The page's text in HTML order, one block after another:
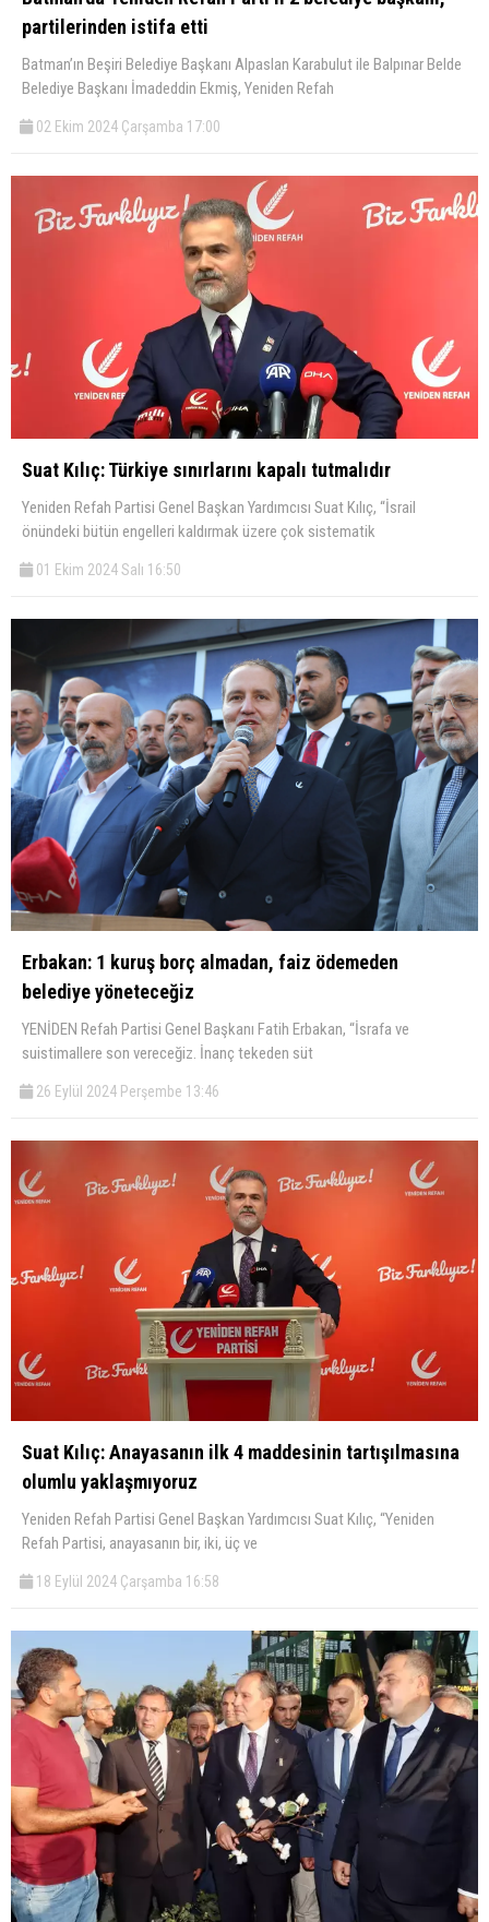
partilerinden istifa etti
Batman’ın Beşiri Belediye Başkanı Alpaslan Karabulut ile Balpınar Belde
Belediye Başkanı İmadeddin Ekmiş, Yeniden Refah
02 Ekim 2024 Çarşamba 17:00
Suat Kılıç: Türkiye sınırlarını kapalı tutmalıdır
Yeniden Refah Partisi Genel Başkan Yardımcısı Suat Kılıç, “İsrail
önündeki bütün engelleri kaldırmak üzere çok sistematik
01 Ekim 2024 Salı 16:50
Erbakan: 1 kuruş borç almadan, faiz ödemeden
belediye yöneteceğiz
YENİDEN Refah Partisi Genel Başkanı Fatih Erbakan, “İsrafa ve
suistimallere son vereceğiz. İnanç tekeden süt
26 Eylül 2024 Perşembe 13:46
Suat Kılıç: Anayasanın ilk 4 maddesinin tartışılmasına
olumlu yaklaşmıyoruz
Yeniden Refah Partisi Genel Başkan Yardımcısı Suat Kılıç, “Yeniden
Refah Partisi, anayasanın bir, iki, üç ve
18 Eylül 2024 Çarşamba 16:58